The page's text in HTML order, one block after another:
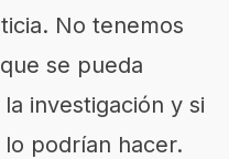
No tenemos
se pueda
investigación y si
podrían hacer.